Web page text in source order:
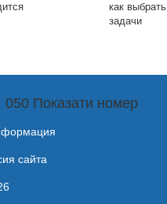
как
задачи
050 Показати номер
сайта